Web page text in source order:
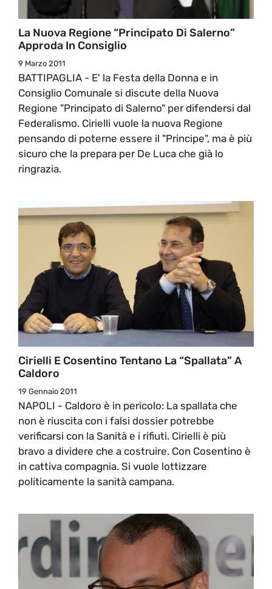
La Nuova Regione “Principato Di Salerno”
Approda In Consiglio
9 Marzo 2011
BATTIPAGLIA - E' la Festa della Donna e in
Consiglio Comunale si discute della Nuova
Regione "Principato di Salerno" per difendersi dal
Federalismo. Cirielli vuole la nuova Regione
pensando di poterne essere il "Principe", ma è più
sicuro che la prepara per De Luca che già lo
ringrazia.
Cirielli E Cosentino Tentano La “spallata” A
Caldoro
19 Gennaio 2011
NAPOLI - Caldoro è in pericolo: La spallata che
non è riuscita con i falsi dossier potrebbe
verificarsi con la Sanità e i rifiuti. Cirielli è più
bravo a dividere che a costruire. Con Cosentino è
in cattiva compagnia. Si vuole lottizzare
politicamente la sanità campana.